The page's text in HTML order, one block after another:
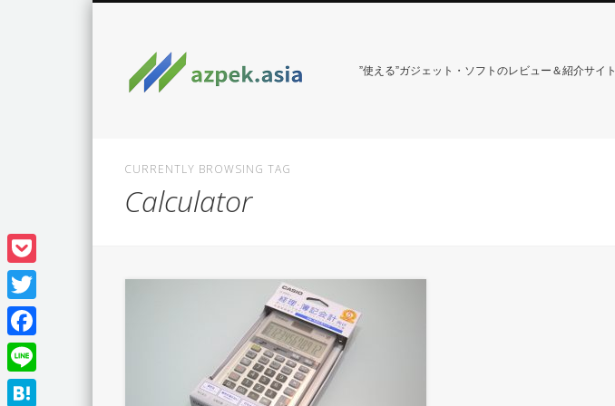
”使える”ガジェット・ソフトのレビュー＆紹介サイト
CURRENTLY BROWSING TAG
Calculator
Pocket
Twitter
Facebook
Line